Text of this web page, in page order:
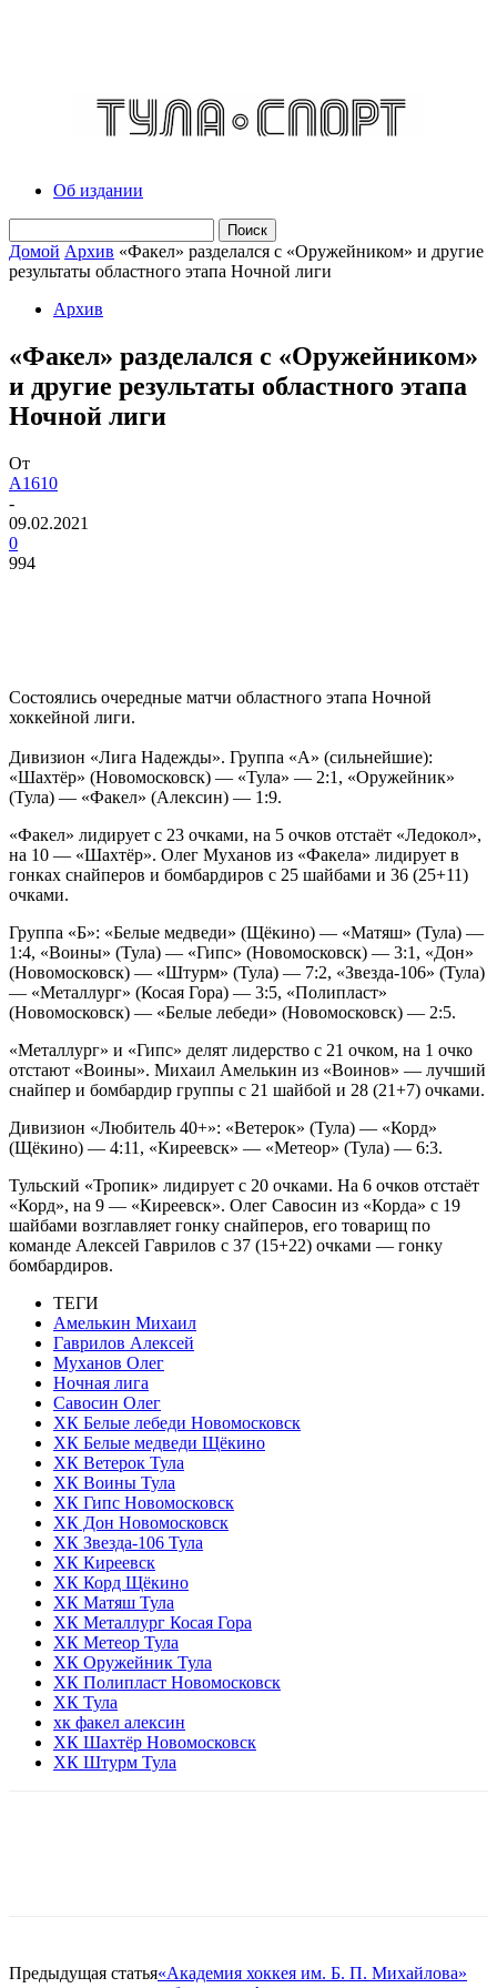
Об издании
Домой Архив «Факел» разделался с «Оружейником» и другие
результаты областного этапа Ночной лиги
Архив
«Факел» разделался с «Оружейником»
и другие результаты областного этапа
Ночной лиги
От
A1610
-
09.02.2021
0
994
Состоялись очередные матчи областного этапа Ночной
хоккейной лиги.
Дивизион «Лига Надежды». Группа «А» (сильнейшие):
«Шахтёр» (Новомосковск) — «Тула» — 2:1, «Оружейник»
(Тула) — «Факел» (Алексин) — 1:9.
«Факел» лидирует с 23 очками, на 5 очков отстаёт «Ледокол»,
на 10 — «Шахтёр». Олег Муханов из «Факела» лидирует в
гонках снайперов и бомбардиров с 25 шайбами и 36 (25+11)
очками.
Группа «Б»: «Белые медведи» (Щёкино) — «Матяш» (Тула) —
1:4, «Воины» (Тула) — «Гипс» (Новомосковск) — 3:1, «Дон»
(Новомосковск) — «Штурм» (Тула) — 7:2, «Звезда-106» (Тула)
— «Металлург» (Косая Гора) — 3:5, «Полипласт»
(Новомосковск) — «Белые лебеди» (Новомосковск) — 2:5.
«Металлург» и «Гипс» делят лидерство с 21 очком, на 1 очко
отстают «Воины». Михаил Амелькин из «Воинов» — лучший
снайпер и бомбардир группы с 21 шайбой и 28 (21+7) очками.
Дивизион «Любитель 40+»: «Ветерок» (Тула) — «Корд»
(Щёкино) — 4:11, «Киреевск» — «Метеор» (Тула) — 6:3.
Тульский «Тропик» лидирует с 20 очками. На 6 очков отстаёт
«Корд», на 9 — «Киреевск». Олег Савосин из «Корда» с 19
шайбами возглавляет гонку снайперов, его товарищ по
команде Алексей Гаврилов с 37 (15+22) очками — гонку
бомбардиров.
ТЕГИ
Амелькин Михаил
Гаврилов Алексей
Муханов Олег
Ночная лига
Савосин Олег
ХК Белые лебеди Новомосковск
ХК Белые медведи Щёкино
ХК Ветерок Тула
ХК Воины Тула
ХК Гипс Новомосковск
ХК Дон Новомосковск
ХК Звезда-106 Тула
ХК Киреевск
ХК Корд Щёкино
ХК Матяш Тула
ХК Металлург Косая Гора
ХК Метеор Тула
ХК Оружейник Тула
ХК Полипласт Новомосковск
ХК Тула
хк факел алексин
ХК Шахтёр Новомосковск
ХК Штурм Тула
Предыдущая статья«Академия хоккея им. Б. П. Михайлова»